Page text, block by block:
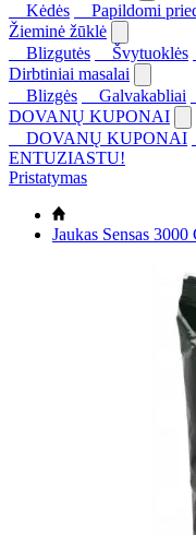
Kėdės
Papildomi
Žieminė žūklė
Blizgutės
Švytuoklės
Dirbtiniai masalai
Blizgės
Galvakabliai
DOVANŲ KUPONAI
DOVANŲ KUPONAI
ENTUZIASTU!
Pristatymas
Jaukas Sensas